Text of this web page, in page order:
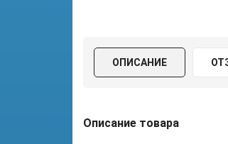
ОПИСАНИЕ
Описание товара